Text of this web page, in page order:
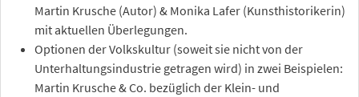
Martin Krusche (Autor) & Monika Lafer (Kunsthistorikerin)
mit aktuellen Überlegungen.
Optionen der Volkskultur (soweit sie nicht von der
Unterhaltungsindustrie getragen wird) in zwei Beispielen:
Martin Krusche & Co. bezüglich der Klein- und